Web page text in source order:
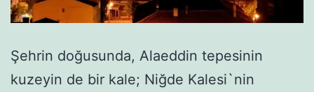
Şehrin doğusunda, Alaeddin tepesinin
kuzeyin de bir kale; Niğde Kalesi`nin